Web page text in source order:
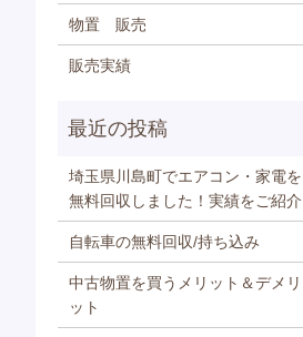
物置 販売
販売実績
埼玉県川島町でエアコン・家電を
無料回収しました！実績をご紹介
自転車の無料回収/持ち込み
中古物置を買うメリット＆デメリ
ット